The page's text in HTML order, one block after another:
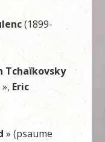
(1899-
Tchaïkovsky
», Eric
» (psaume